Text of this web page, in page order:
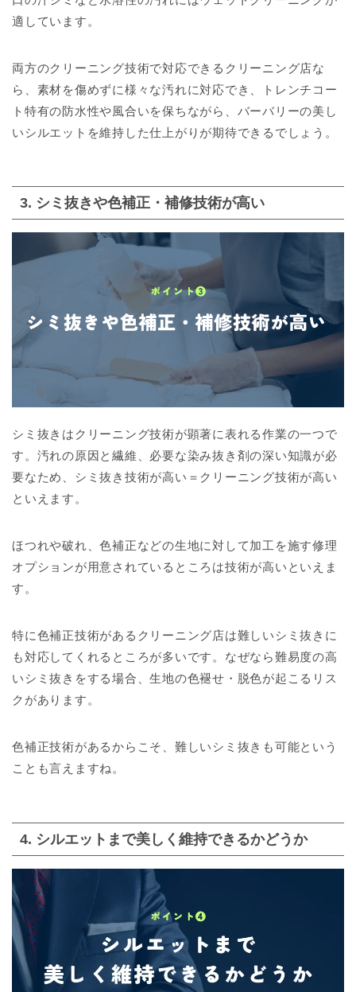
適しています。
両方のクリーニング技術で対応できるクリーニング店な
ら、素材を傷めずに様々な汚れに対応でき、トレンチコー
ト特有の防水性や風合いを保ちながら、バーバリーの美し
いシルエットを維持した仕上がりが期待できるでしょう。
3. シミ抜きや色補正・補修技術が高い
シミ抜きはクリーニング技術が顕著に表れる作業の一つで
す。汚れの原因と繊維、必要な染み抜き剤の深い知識が必
要なため、シミ抜き技術が高い＝クリーニング技術が高い
といえます。
ほつれや破れ、色補正などの生地に対して加工を施す修理
オプションが用意されているところは技術が高いといえま
す。
特に色補正技術があるクリーニング店は難しいシミ抜きに
も対応してくれる ところが多いです。なぜなら難易度の高
いシミ抜きをする場合、生地の色褪せ・脱色が起こるリス
クがあります。
色補正技術があるからこそ、難しいシミ抜きも可能という
ことも言えますね。
4. シルエットまで美しく維持できるかどうか